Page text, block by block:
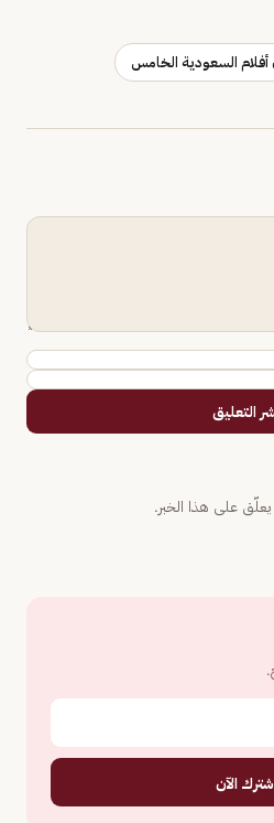
أفلام السعودية الخامس
التعليق
على هذا الخبر.
الآن